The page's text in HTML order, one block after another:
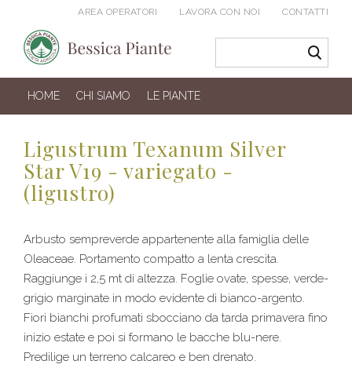
AREA OPERATORI LAVORA CON NOI CONTATTI
HOME CHI SIAMO LE PIANTE
Ligustrum Texanum Silver
Star V19 - variegato -
(ligustro)
Arbusto sempreverde appartenente alla famiglia delle
Oleaceae. Portamento compatto a lenta crescita.
Raggiunge i 2,5 mt di altezza. Foglie ovate, spesse, verde-
grigio marginate in modo evidente di bianco-argento.
Fiori bianchi profumati sbocciano da tarda primavera fino
inizio estate e poi si formano le bacche blu-nere.
Predilige un terreno calcareo e ben drenato.